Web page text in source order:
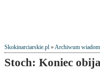
Skokinarciarskie.pl»Archiwum
Stoch: Koniec